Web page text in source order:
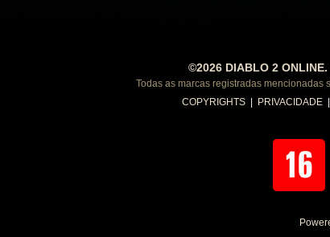
©2026 DIABLO 2 ONLINE.
Todas as marcas registradas mencionadas
COPYRIGHTS
PRIVACIDADE